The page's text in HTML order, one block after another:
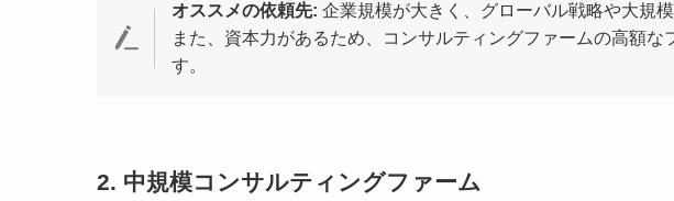
オススメの依頼先: 企業規模が大きく、グローバル戦略や大規
また、資本力があるため、コンサルティングファームの高額な
す。
2. 中規模コンサルティングファーム